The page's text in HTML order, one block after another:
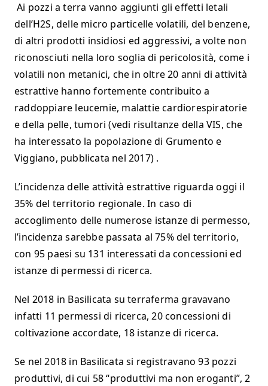
Ai pozzi a terra vanno aggiunti gli effetti letali
dell’H2S, delle micro particelle volatili, del benzene,
di altri prodotti insidiosi ed aggressivi, a volte non
riconosciuti nella loro soglia di pericolosità, come i
volatili non metanici, che in oltre 20 anni di attività
estrattive hanno fortemente contribuito a
raddoppiare leucemie, malattie cardiorespiratorie
e della pelle, tumori (vedi risultanze della VIS, che
ha interessato la popolazione di Grumento e
Viggiano, pubblicata nel 2017) .
L’incidenza delle attività estrattive riguarda oggi il
35% del territorio regionale. In caso di
accoglimento delle numerose istanze di permesso,
l’incidenza sarebbe passata al 75% del territorio,
con 95 paesi su 131 interessati da concessioni ed
istanze di permessi di ricerca.
Nel 2018 in Basilicata su terraferma gravavano
infatti 11 permessi di ricerca, 20 concessioni di
coltivazione accordate, 18 istanze di ricerca.
Se nel 2018 in Basilicata si registravano 93 pozzi
produttivi, di cui 58 “produttivi ma non eroganti”, 2